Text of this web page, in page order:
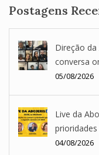
Postagens
Direção
conversa
05/08/2026
Live da
04/08/2026